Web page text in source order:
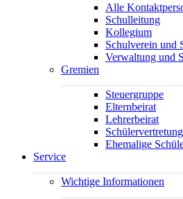
Alle
Schulleitung
Kollegium
Schulverein und
Verwaltung und
Gremien
Steuergruppe
Elternbeirat
Lehrerbeirat
Schülervertretung
Ehemalige
Service
Wichtige Informationen